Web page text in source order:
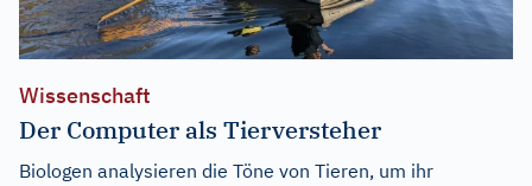
Wissenschaft
Der Computer als Tierversteher
Biologen analysieren die Töne von Tieren, um ihr